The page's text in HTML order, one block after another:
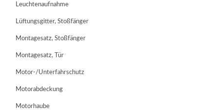
Leuchtenaufnahme
Lüftungsgitter, Stoßfänger
Montagesatz, Stoßfänger
Montagesatz, Tür
Motor-/Unterfahrschutz
Motorabdeckung
Motorhaube